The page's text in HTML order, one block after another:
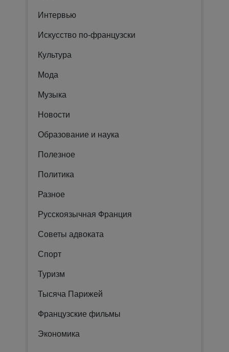
Интервью
Искусство по-французски
Культура
Мода
Музыка
Новости
Образование и наука
Полезное
Политика
Разное
Русскоязычная Франция
Советы адвоката
Спорт
Туризм
Тысяча Парижей
Французские фильмы
Экономика